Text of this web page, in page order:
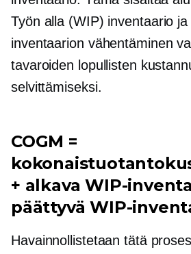
Työn alla (WIP) inventaario
inventaarion vähentäminen
tavaroiden lopullisten
selvittämiseksi.
COGM =
+ alkava WIP-
päättyvä WIP-
Havainnollistetaan tätä